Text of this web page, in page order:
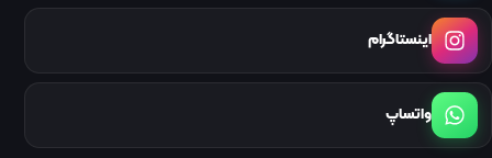
اینستاگرام
واتساپ